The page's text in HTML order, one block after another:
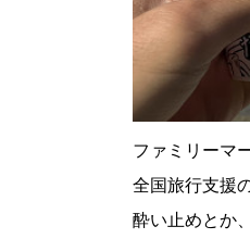
ファミリーマ
全国旅行支援
酔い止めとか